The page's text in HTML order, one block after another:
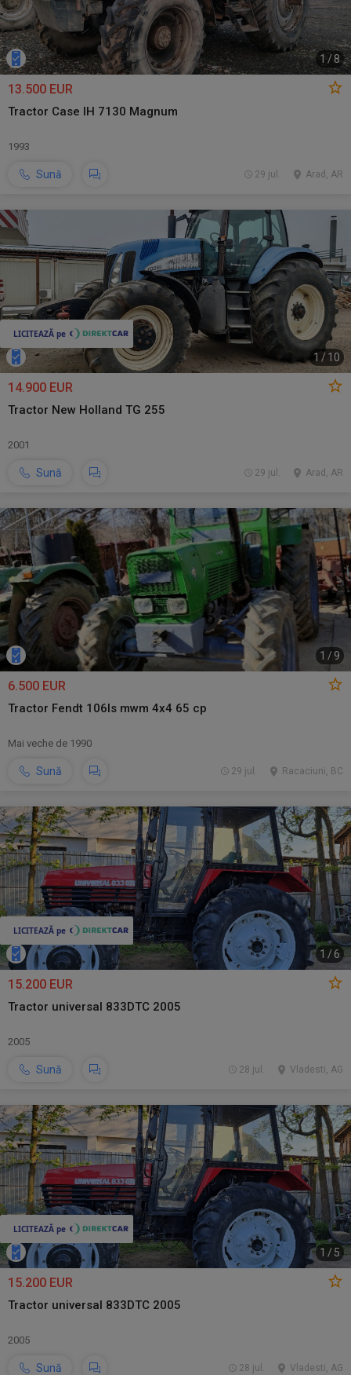
1/8
13.500 EUR
Tractor Case IH 7130 Magnum
1993
Sună Arad, AR
29 jul.
1 /10
14.900 EUR
Tractor New Holland TG 255
2001
Sună Arad, AR
29 jul.
1 / 9
6.500 EUR
Tractor Fendt 106ls mwm 4x4 65 cp
Mai veche de 1990
Sună Racaciuni, BC
29 jul.
1 /6
15.200 EUR
Tractor universal 833DTC 2005
2005
Sună Vladesti, AG
28 jul.
1 /5
15.200 EUR
Tractor universal 833DTC 2005
2005
Sună Vladesti, AG
28 jul.